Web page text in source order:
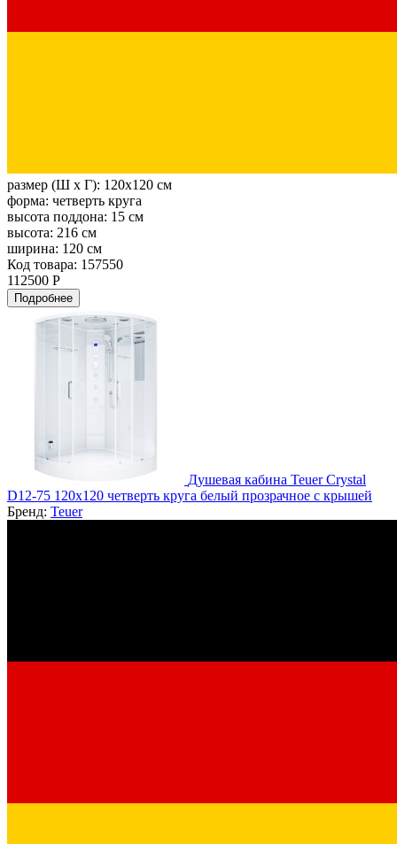
размер (Ш х Г): 120x120 см
форма: четверть круга
высота поддона: 15 см
высота: 216 см
ширина: 120 см
Код товара: 157550
112500 Р
Подробнее
Душевая кабина Teuer Crystal
D12-75 120х120 четверть круга белый прозрачное с крышей
Бренд: Teuer